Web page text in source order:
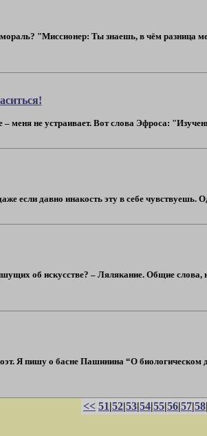
мораль? "Миссионер: Ты знаешь, в чём
меня не устраивает. Вот слова Эфроса:
если давно инакость эту в себе чувствуешь.
об искусстве? – Лялякание. Общие слова,
Я пишу о басне Пашинина “О
<< 51|52|53|54|55|56|57|58